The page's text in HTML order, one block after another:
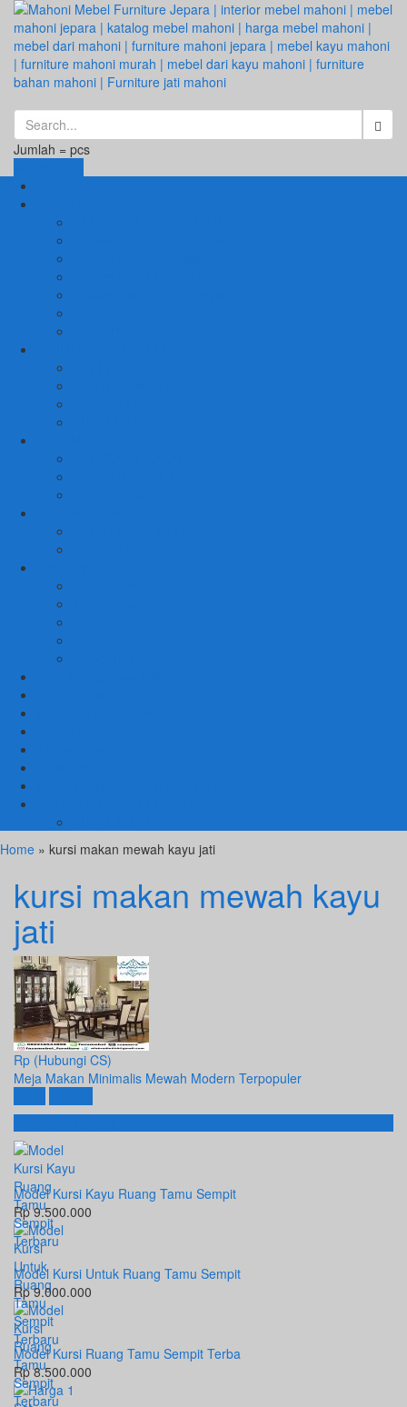
Jumlah = pcs
Home » kursi makan mewah kayu jati
kursi makan mewah kayu
jati
Rp (Hubungi CS)
Meja Makan Minimalis Mewah Modern Terpopuler
Produk Terbaru
Model Kursi Kayu Ruang Tamu Sempit
Rp 9.500.000
Model Kursi Untuk Ruang Tamu Sempit
Rp 9.000.000
Model Kursi Ruang Tamu Sempit Terba
Rp 8.500.000